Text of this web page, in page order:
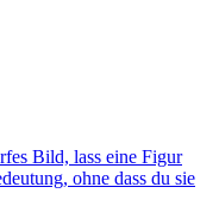
Bild, lass eine Figur
ohne dass du sie